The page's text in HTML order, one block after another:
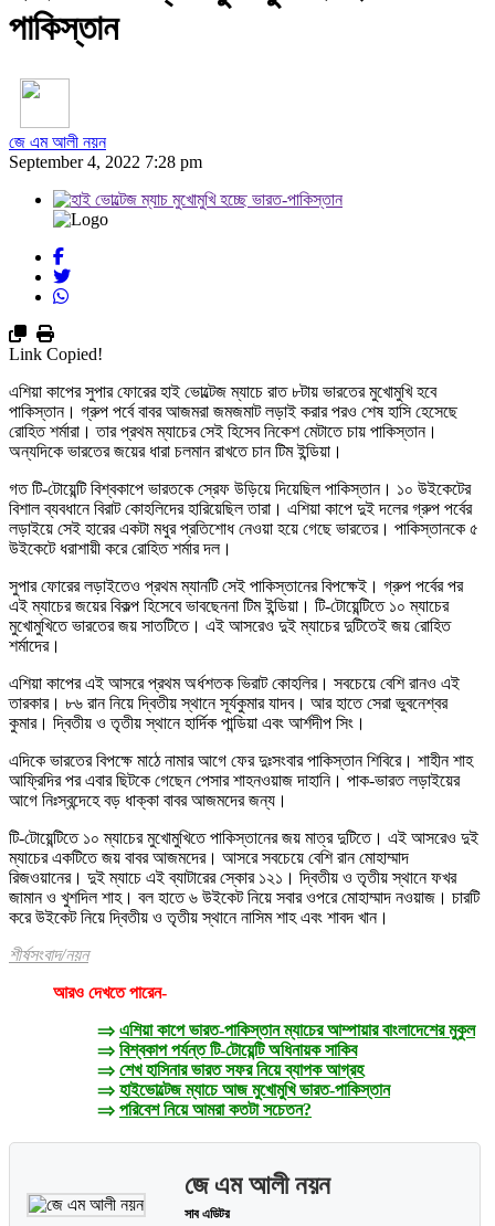
পাকিস্তান
জে এম আলী নয়ন
September 4, 2022 7:28 pm
Link Copied!
এশিয়া কাপের সুপার ফোরের হাই ভোল্টেজ ম্যাচে রাত ৮টায় ভারতের মুখোমুখি হবে
পাকিস্তান। গ্রুপ পর্বে বাবর আজমরা জমজমাট লড়াই করার পরও শেষ হাসি হেসেছে
রোহিত শর্মারা। তার প্রথম ম্যাচের সেই হিসেব নিকেশ মেটাতে চায় পাকিস্তান।
অন্যদিকে ভারতের জয়ের ধারা চলমান রাখতে চান টিম ইন্ডিয়া।
গত টি-টোয়েন্টি বিশ্বকাপে ভারতকে স্রেফ উড়িয়ে দিয়েছিল পাকিস্তান। ১০ উইকেটের
বিশাল ব্যবধানে বিরাট কোহলিদের হারিয়েছিল তারা। এশিয়া কাপে দুই দলের গ্রুপ পর্বের
লড়াইয়ে সেই হারের একটা মধুর প্রতিশোধ নেওয়া হয়ে গেছে ভারতের। পাকিস্তানকে ৫
উইকেটে ধরাশায়ী করে রোহিত শর্মার দল।
সুপার ফোরের লড়াইতেও প্রথম ম্যানটি সেই পাকিস্তানের বিপক্ষেই। গ্রুপ পর্বের পর
এই ম্যাচের জয়ের বিকল্প হিসেবে ভাবছেননা টিম ইন্ডিয়া। টি-টোয়েন্টিতে ১০ ম্যাচের
মুখোমুখিতে ভারতের জয় সাতটিতে। এই আসরেও দুই ম্যাচের দুটিতেই জয় রোহিত
শর্মাদের।
এশিয়া কাপের এই আসরে প্রথম অর্ধশতক ভিরাট কোহলির। সবচেয়ে বেশি রানও এই
তারকার। ৮৬ রান নিয়ে দ্বিতীয় স্থানে সূর্যকুমার যাদব। আর হাতে সেরা ভুবনেশ্বর
কুমার। দ্বিতীয় ও তৃতীয় স্থানে হার্দিক পান্ডিয়া এবং আর্শদীপ সিং।
এদিকে ভারতের বিপক্ষে মাঠে নামার আগে ফের দুঃসংবার পাকিস্তান শিবিরে। শাহীন শাহ
আফ্রিদির পর এবার ছিটকে গেছেন পেসার শাহনওয়াজ দাহানি। পাক-ভারত লড়াইয়ের
আগে নিঃস্বন্দেহে বড় ধাক্কা বাবর আজমদের জন্য।
টি-টোয়েন্টিতে ১০ ম্যাচের মুখোমুখিতে পাকিস্তানের জয় মাত্র দুটিতে। এই আসরেও দুই
ম্যাচের একটিতে জয় বাবর আজমদের। আসরে সবচেয়ে বেশি রান মোহাম্মাদ
রিজওয়ানের। দুই ম্যাচে এই ব্যাটারের স্কোর ১২১। দ্বিতীয় ও তৃতীয় স্থানে ফখর
জামান ও খুশদিল শাহ। বল হাতে ৬ উইকেট নিয়ে সবার ওপরে মোহাম্মাদ নওয়াজ। চারটি
করে উইকেট নিয়ে দ্বিতীয় ও তৃতীয় স্থানে নাসিম শাহ এবং শাবদ খান।
শীর্ষসংবাদ/নয়ন
আরও দেখতে পারেন-
⇒ এশিয়া কাপে ভারত-পাকিস্তান ম্যাচের আম্পায়ার বাংলাদেশের মুকুল
⇒ বিশ্বকাপ পর্যন্ত টি-টোয়েন্টি অধিনায়ক সাকিব
⇒ শেখ হাসিনার ভারত সফর নিয়ে ব্যাপক আগ্রহ
⇒ হাইভোল্টেজ ম্যাচে আজ মুখোমুখি ভারত-পাকিস্তান
⇒ পরিবেশ নিয়ে আমরা কতটা সচেতন?
জে এম আলী নয়ন
সাব এডিটর